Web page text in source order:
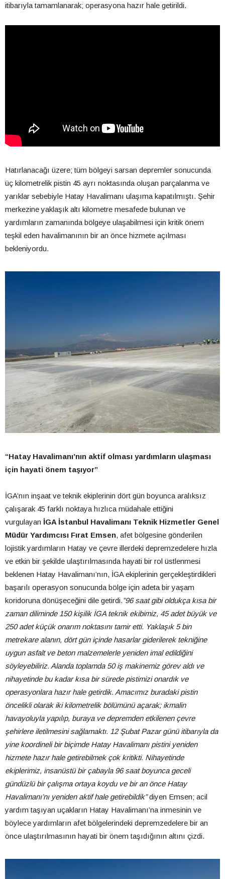
itibarıyla tamamlanarak; operasyona hazır hale getirildi.
Hatırlanacağı üzere; tüm bölgeyi sarsan depremler sonucunda
üç kilometrelik pistin 45 ayrı noktasında oluşan parçalanma ve
yarıklar sebebiyle Hatay Havalimanı ulaşıma kapatılmıştı. Şehir
merkezine yaklaşık altı kilometre mesafede bulunan ve
yardımların zamanında bölgeye ulaşabilmesi için kritik önem
teşkil eden havalimanının bir an önce hizmete açılması
bekleniyordu.
“Hatay Havalimanı’nın aktif olması yardımların ulaşması
için hayati önem taşıyor”
İGA’nın inşaat ve teknik ekiplerinin dört gün boyunca aralıksız
çalışarak 45 farklı noktaya hızlıca müdahale ettiğini
vurgulayan İGA İstanbul Havalimanı Teknik Hizmetler Genel
Müdür Yardımcısı Fırat Emsen, afet bölgesine gönderilen
lojistik yardımların Hatay ve çevre illerdeki depremzedelere hızla
ve etkin bir şekilde ulaştırılmasında hayati bir rol üstlenmesi
beklenen Hatay Havalimanı’nın, İGA ekiplerinin gerçekleştirdikleri
başarılı operasyon sonucunda bölge için adeta bir yaşam
koridoruna dönüşeceğini dile getirdi.”96 saat gibi oldukça kısa bir
zaman diliminde 150 kişilik İGA teknik ekibimiz, 45 adet büyük ve
250 adet küçük onarım noktasını tamir etti. Yaklaşık 5 bin
metrekare alanın, dört gün içinde hasarlar giderilerek tekniğine
uygun asfalt ve beton malzemelerle yeniden imal edildiğini
söyleyebiliriz. Alanda toplamda 50 iş makinemiz görev aldı ve
nihayetinde bu kadar kısa bir sürede pistimizi onardık ve
operasyonlara hazır hale getirdik. Amacımız buradaki pistin
öncelikli olarak iki kilometrelik bölümünü açarak; ikmalin
havayoluyla yapılıp, buraya ve depremden etkilenen çevre
şehirlere iletilmesini sağlamaktı. 12 Şubat Pazar günü itibarıyla da
yine koordineli bir biçimde Hatay Havalimanı pistini yeniden
hizmete hazır hale getirebilmek çok kritikti. Nihayetinde
ekiplerimiz, insanüstü bir çabayla 96 saat boyunca geceli
gündüzlü bir çalışma ortaya koydu ve bir an önce Hatay
Havalimanı’nı yeniden aktif hale getirebildik”diyen Emsen; acil
yardım taşıyan uçakların Hatay Havalimanı’na inmesinin ve
böylece yardımların afet bölgelerindeki depremzedelere bir an
önce ulaştırılmasının hayati bir önem taşıdığının altını çizdi.